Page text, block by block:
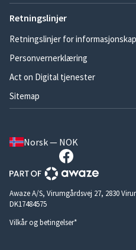
Retningslinjer
Retningslinjer for
Personvernerklæring
Act on Digital tjenester
Sitemap
Norsk — NOK
Awaze A/S, Virumgårdsvej 27, 2830
DK17484575
Vilkår og betingelser*